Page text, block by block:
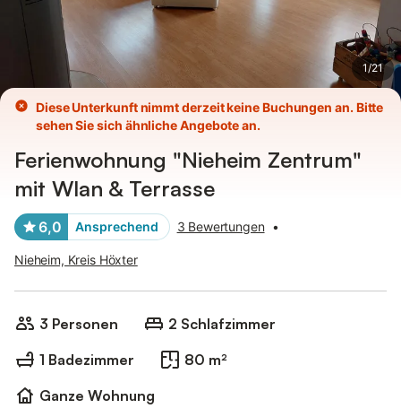
1/21
Diese Unterkunft nimmt derzeit keine Buchungen an. Bitte
sehen Sie sich ähnliche Angebote an.
Ferienwohnung "Nieheim Zentrum"
mit Wlan & Terrasse
6,0 Ansprechend 3 Bewertungen •
Nieheim, Kreis Höxter
3 Personen
2 Schlafzimmer
1 Badezimmer
80 m²
Ganze Wohnung